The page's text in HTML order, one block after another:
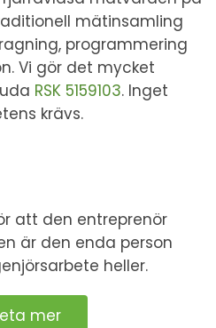
mätinsamling
programmering
Vi gör det mycket
RSK 5159103. Inget
krävs.
att den entreprenör
är den enda person
heller.
mer